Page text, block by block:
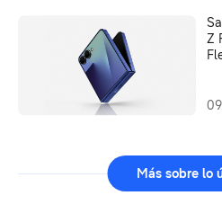
Z
Más sobre lo